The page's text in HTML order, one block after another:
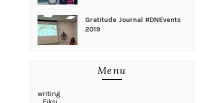
Gratitude Journal #DNEvents
2019
Menu
writing